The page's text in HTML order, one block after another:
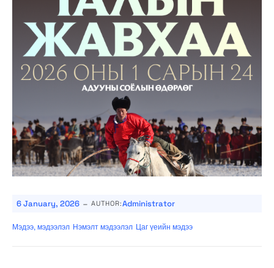
6 January, 2026 - AUTHOR:Administrator
Мэдээ, мэдээлэл Нэмэлт мэдээлэл Цаг үеийн мэдээ